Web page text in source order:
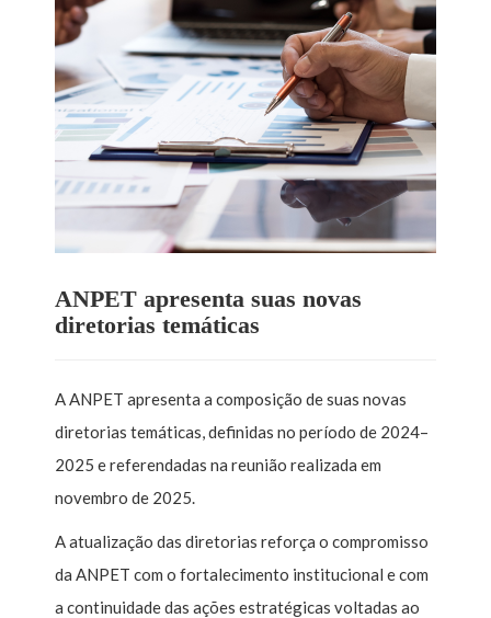
ANPET apresenta suas novas
diretorias temáticas
A ANPET apresenta a composição de suas novas
diretorias temáticas, definidas no período de 2024–
2025 e referendadas na reunião realizada em
novembro de 2025.
A atualização das diretorias reforça o compromisso
da ANPET com o fortalecimento institucional e com
a continuidade das ações estratégicas voltadas ao